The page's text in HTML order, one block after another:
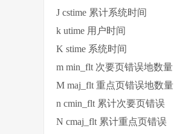
J cstime 累计系统时间
k utime 用户时间
K stime 系统时间
m min_flt 次要页错误地数量
M maj_flt 重点页错误地数量
n cmin_flt 累计次要页错误
N cmaj_flt 累计重点页错误